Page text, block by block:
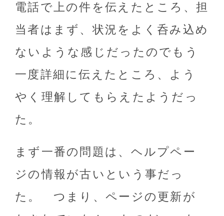
電話で上の件を伝えたところ、担
当者はまず、状況をよく呑み込め
ないような感じだったのでもう
一度詳細に伝えたところ、よう
やく理解してもらえたようだっ
た。
まず一番の問題は、ヘルプペー
ジの情報が古いという事だっ
た。 つまり、ページの更新が